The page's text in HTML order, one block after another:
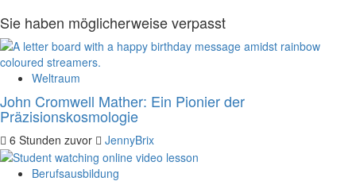
Sie haben möglicherweise verpasst
Weltraum
John Cromwell Mather: Ein Pionier der
Präzisionskosmologie
6 Stunden zuvor JennyBrix
Berufsausbildung